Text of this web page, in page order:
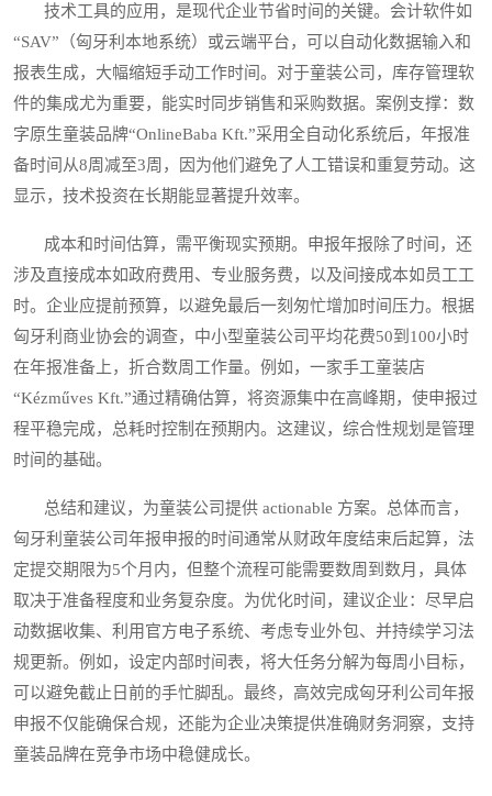
技术工具的应用，是现代企业节省时间的关键。会计软件如
“SAV”（匈牙利本地系统）或云端平台，可以自动化数据输入和
报表生成，大幅缩短手动工作时间。对于童装公司，库存管理软
件的集成尤为重要，能实时同步销售和采购数据。案例支撑：数
字原生童装品牌“OnlineBaba Kft.”采用全自动化系统后，年报准
备时间从8周减至3周，因为他们避免了人工错误和重复劳动。这
显示，技术投资在长期能显著提升效率。
成本和时间估算，需平衡现实预期。申报年报除了时间，还
涉及直接成本如政府费用、专业服务费，以及间接成本如员工工
时。企业应提前预算，以避免最后一刻匆忙增加时间压力。根据
匈牙利商业协会的调查，中小型童装公司平均花费50到100小时
在年报准备上，折合数周工作量。例如，一家手工童装店
“Kézműves Kft.”通过精确估算，将资源集中在高峰期，使申报过
程平稳完成，总耗时控制在预期内。这建议，综合性规划是管理
时间的基础。
总结和建议，为童装公司提供 actionable 方案。总体而言，
匈牙利童装公司年报申报的时间通常从财政年度结束后起算，法
定提交期限为5个月内，但整个流程可能需要数周到数月，具体
取决于准备程度和业务复杂度。为优化时间，建议企业：尽早启
动数据收集、利用官方电子系统、考虑专业外包、并持续学习法
规更新。例如，设定内部时间表，将大任务分解为每周小目标，
可以避免截止日前的手忙脚乱。最终，高效完成匈牙利公司年报
申报不仅能确保合规，还能为企业决策提供准确财务洞察，支持
童装品牌在竞争市场中稳健成长。